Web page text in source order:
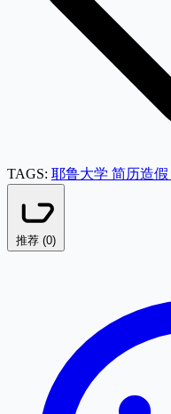
TAGS: 耶鲁大学 简历造假
推荐 (0)